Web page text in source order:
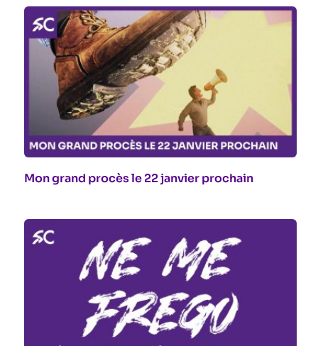
Mon grand procès le 22 janvier prochain